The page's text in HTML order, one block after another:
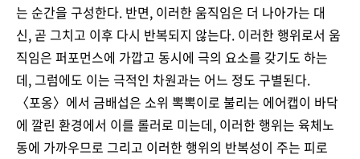
는 순간을 구성한다. 반면, 이러한 움직임은 더 나아가는 대
신, 곧 그치고 이후 다시 반복되지 않는다. 이러한 행위로서 움
직임은 퍼포먼스에 가깝고 동시에 극의 요소를 갖기도 하는
데, 그럼에도 이는 극적인 차원과는 어느 정도 구별된다.
〈포옹〉에서 금배섭은 소위 뽁뽁이로 불리는 에어캡이 바닥
에 깔린 환경에서 이를 롤러로 미는데, 이러한 행위는 육체노
동에 가까우므로 그리고 이러한 행위의 반복성이 주는 피로